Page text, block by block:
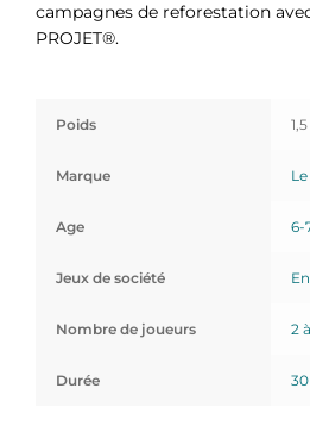
campagnes de reforestation
PROJET®.
Poids
Marque
Age 6-
Jeux de société
Nombre de joueurs 2
Durée